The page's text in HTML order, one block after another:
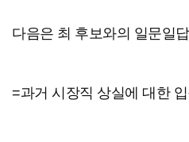
다음은 최 후보와의 일문일
=과거 시장직 상실에 대한